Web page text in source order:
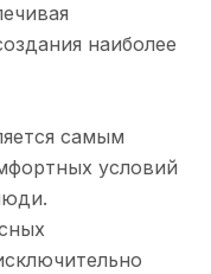
наиболее
самым
условий